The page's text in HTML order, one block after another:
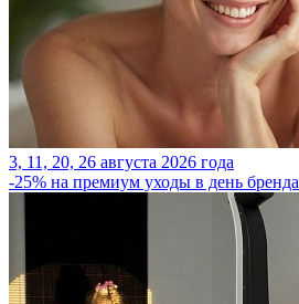
3, 11, 20, 26 августа 2026 года
-25% на премиум уходы в день бренда